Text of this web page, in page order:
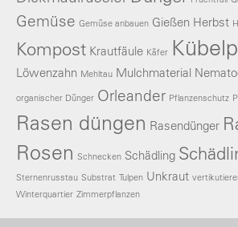
Gemüse Gemüse anbauen Gießen Herbst
Kompost Krautfäule Käfer
Löwenzahn Mehltau Mulchmaterial
organischer Dünger Orleander Pflanzenschutz
Rasen düngen Rasendünger
Rosen Schnecken Schädling
Sternenrusstau Substrat Tulpen Unkraut
Winterquartier Zimmerpflanzen